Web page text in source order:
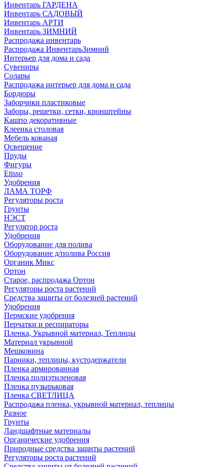
Инвентарь ГАРДЕНА
Инвентарь САДОВЫЙ
Инвентарь АРТИ
Инвентарь ЗИМНИЙ
Распродажа инвентарь
Распродажа ИнвентарьЗимний
Интерьер для дома и сада
Сувениры
Солары
Распродажа интерьер для дома и сада
Бордюры
Заборчики пластиковые
Заборы, решетки, сетки, кронштейны
Кашпо декоративные
Клеенка столовая
Мебель кованая
Освещение
Пруды
Фигуры
Etisso
Удобрения
ЛАМА ТОРФ
Регуляторы роста
Грунты
НЭСТ
Регулятор роста
Удобрения
Оборудование для полива
Оборудование д/полива Россия
Органик Микс
Ортон
Старое, распродажа Ортон
Регуляторы роста растений
Средства защиты от болезней растений
Удобрения
Пермские удобрения
Перчатки и респираторы
Пленка, Укрывной материал, Теплицы
Материал укрывной
Мешковина
Парники, теплицы, кустодержатели
Пленка армированная
Пленка полиэтиленовая
Пленка пузырьковая
Пленка СВЕТЛИЦА
Распродажа пленка, укрывной материал, теплицы
Разное
Грунты
Ландшафтные материалы
Органические удобрения
Природные средства защиты растений
Регуляторы роста растений